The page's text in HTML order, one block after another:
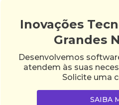
Inovações
Grandes
Desenvolvemos
atendem às suas
Solicite uma
SAIBA